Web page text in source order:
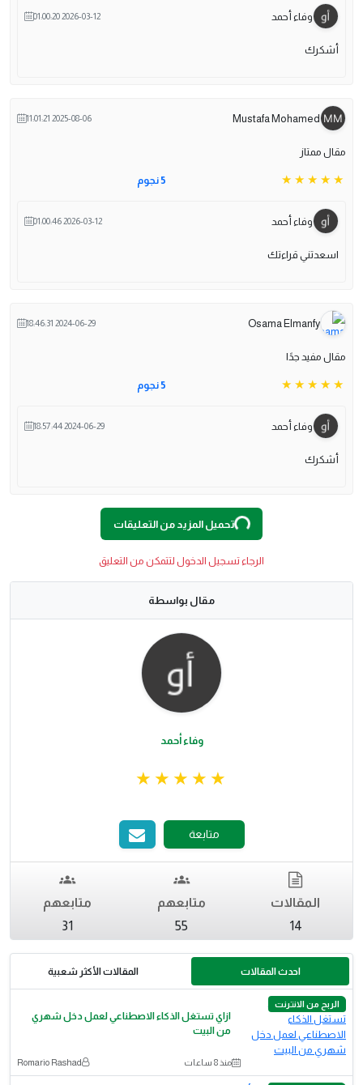
وفاء أحمد 2026-03-12 01:00:20
أشكرك
Mustafa Mohamed
2025-08-06 11:01:21
مقال ممتاز
5 نجوم
وفاء أحمد 2026-03-12 01:00:46
اسعدتني قراءتك
Osama Elmanfy
2024-06-29 18:46:31
مقال مفيد جدًا
5 نجوم
وفاء أحمد 2024-06-29 18:57:44
أشكرك
L
... تحميل المزيد من التعليقات
الرجاء تسجيل الدخول لتتمكن من التعليق
مقال بواسطة
وفاء أحمد
متابعة
المقالات
14
متابعهم
55
متابعهم
31
احدث المقالات المقالات الأكثر شعبية
الربح من الانترنت
ازاي تستغل الذكاء الاصطناعي لعمل دخل شهري
من البيت
منذ 8 ساعات Romario Rashad